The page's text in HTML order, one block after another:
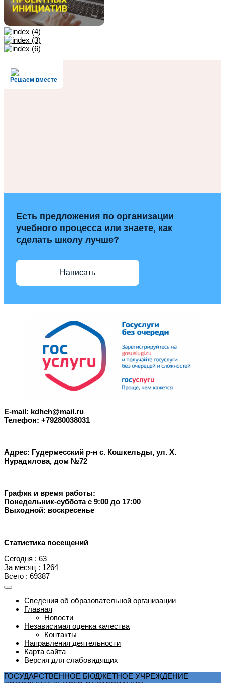
Решаем вместе
Есть предложения по организации
учебного процесса или знаете, как
сделать школу лучше?
Написать
E-mail: kdhch@mail.ru
Телефон: +79280038031
Адрес: Гудермесский р-н с. Кошкельды, ул. Х.
Нурадилова, дом №72
График и время работы:
Понедельник-суббота с 9:00 до 17:00
Выходной: воскресенье
Статистика посещений
Сегодня : 63
За месяц : 1264
Всего : 69387
Сведения об образовательной организации
Главная
Новости
Независимая оценка качества
Контакты
Направления деятельности
Карта сайта
Версия для слабовидящих
ГОСУДАРСТВЕННОЕ БЮДЖЕТНОЕ УЧРЕЖДЕНИЕ